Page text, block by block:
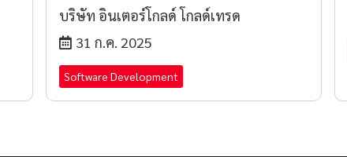
บริษัท อินเตอร์โกลด์ โกลด์เทรด
31 ก.ค. 2025
Software Development